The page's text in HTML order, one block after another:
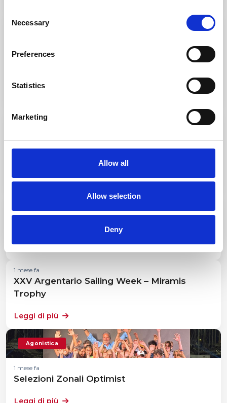
Selection
Necessary
Preferences
Statistics
Marketing
Allow all
Allow selection
Deny
Agonistica
Coppa Primavela Kinder Joy of moving
Agonistica
Leggi di più
Campionato Italiano Assoluto d’Altura
Leggi di più
1 mese fa
XXV Argentario Sailing Week – Miramis
Trophy
Leggi di più
Agonistica
1 mese fa
Selezioni Zonali Optimist
Leggi di più